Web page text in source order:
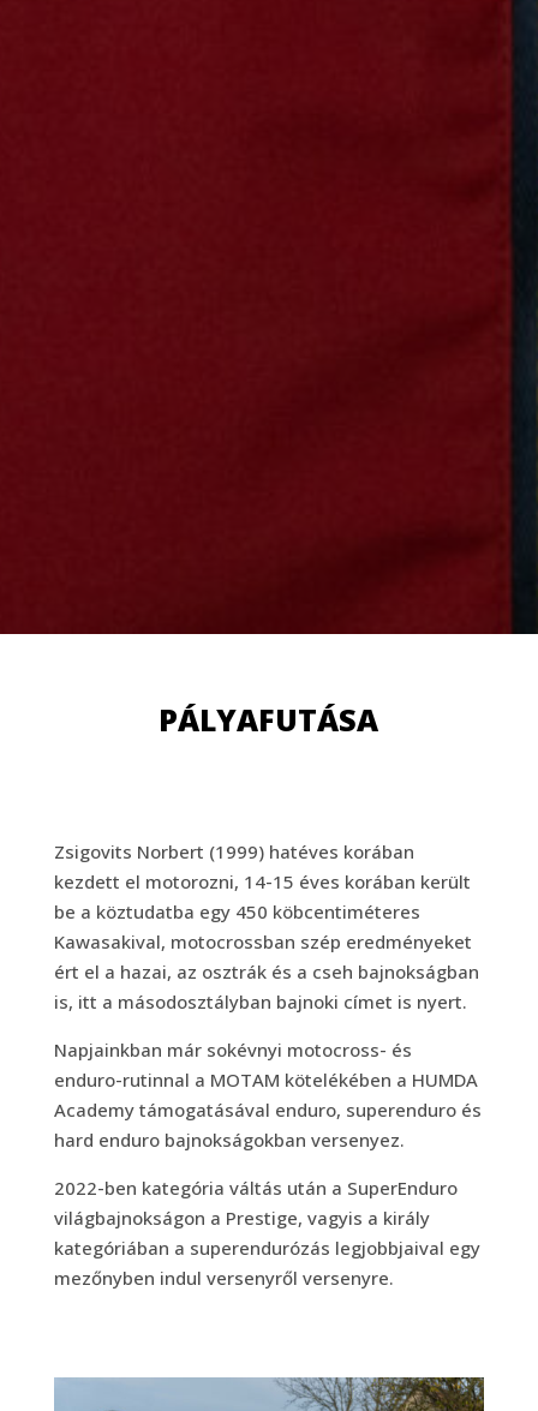
PÁLYAFUTÁSA
Zsigovits Norbert (1999) hatéves korában
kezdett el motorozni, 14-15 éves korában került
be a köztudatba egy 450 köbcentiméteres
Kawasakival, motocrossban szép eredményeket
ért el a hazai, az osztrák és a cseh bajnokságban
is, itt a másodosztályban bajnoki címet is nyert.
Napjainkban már sokévnyi motocross- és
enduro-rutinnal a MOTAM kötelékében a HUMDA
Academy támogatásával enduro, superenduro és
hard enduro bajnokságokban versenyez.
2022-ben kategória váltás után a SuperEnduro
világbajnokságon a Prestige, vagyis a király
kategóriában a superendurózás legjobbjaival egy
mezőnyben indul versenyről versenyre.